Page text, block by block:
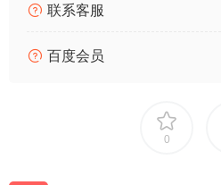
联系客服
百度会员
0